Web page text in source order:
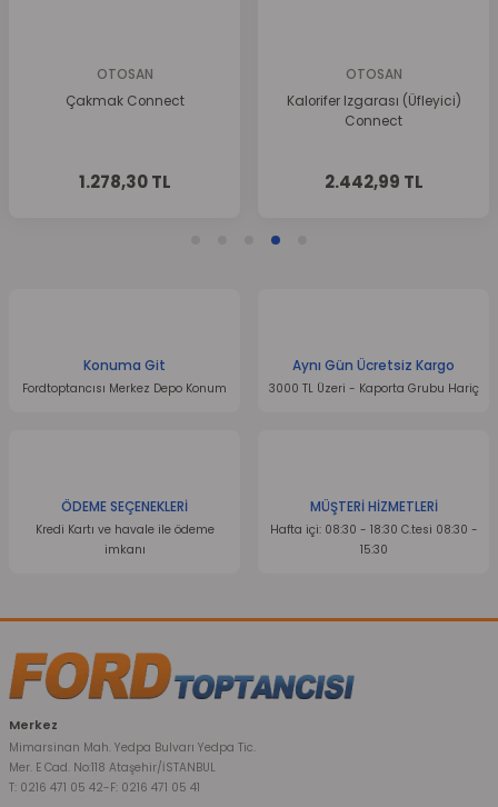
(Üfleyici)
Koltuk Ayar Makarası
Pandizot
Konuma Git
Fordtoptancısı Merkez Depo Konum
Aynı Gün Ücretsiz Kargo
3000 TL Üzeri - Kaporta Grubu Hariç
ÖDEME SEÇENEKLERİ
Kredi Kartı ve havale ile ödeme
imkanı
MÜŞTERİ HİZMETLERİ
Hafta içi: 08:30 - 18:30 C.tesi 08:30 -
15:30
Merkez
Mimarsinan Mah. Yedpa Bulvarı Yedpa Tic.
Mer. E Cad. No:118 Ataşehir/İSTANBUL
T: 0216 471 05 42-F: 0216 471 05 41